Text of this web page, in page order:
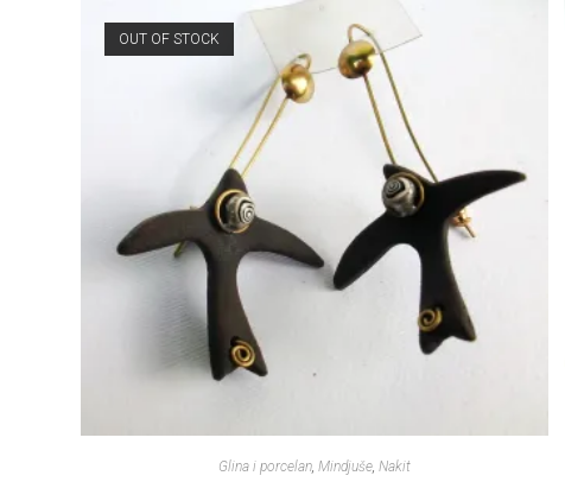
OUT OF STOCK
Glina i porcelan,Mindjuše,Nakit